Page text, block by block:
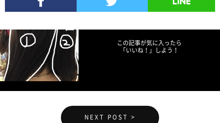
この記事が気に入ったら
「いいね！」しよう！
NEXT POST >